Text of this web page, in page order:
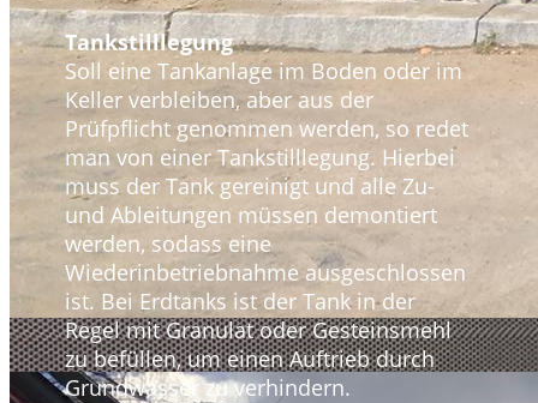
Tankstilllegung
Soll eine Tankanlage im Boden oder im
Keller verbleiben, aber aus der
Prüfpflicht genommen werden, so redet
man von einer Tankstilllegung. Hierbei
muss der Tank gereinigt und alle Zu-
und Ableitungen müssen demontiert
werden, sodass eine
Wiederinbetriebnahme ausgeschlossen
ist. Bei Erdtanks ist der Tank in der
Regel mit Granulat oder Gesteinsmehl
zu befüllen, um einen Auftrieb durch
Grundwasser zu verhindern.